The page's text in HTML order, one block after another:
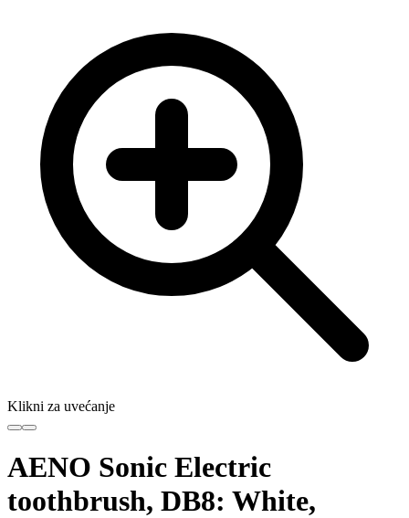
Klikni za uvećanje
AENO Sonic Electric
toothbrush, DB8: White,